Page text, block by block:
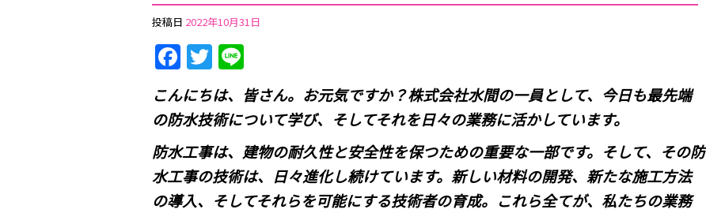
投稿日 2022年10月31日
Facebook
Twitter
こんにちは、皆さん。お元気ですか？株式会社水間の一員として、今日も最先端
の防水技術について学び、そしてそれを日々の業務に活かしています。
防水工事は、建物の耐久性と安全性を保つための重要な一部です。そして、その防
水工事の技術は、日々進化し続けています。新しい材料の開発、新たな施工方法
の導入、そしてそれらを可能にする技術者の育成。これら全てが、私たちの業務